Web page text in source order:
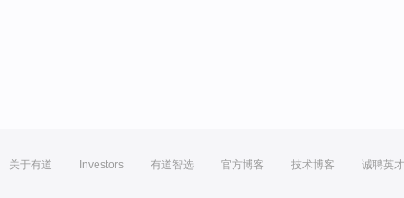
关于有道 Investors 有道智选 官方博客 技术博客 诚聘英才